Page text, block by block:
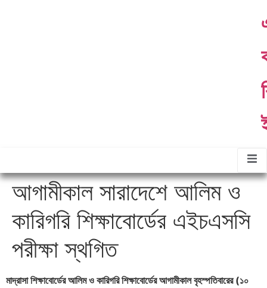
আগামীকাল সারাদেশে আলিম ও
কারিগরি শিক্ষাবোর্ডের এইচএসসি
পরীক্ষা স্থগিত
মাদ্রাসা শিক্ষাবোর্ডের আলিম ও কারিগরি শিক্ষাবোর্ডের আগামীকাল বৃহস্পতিবারের (১০